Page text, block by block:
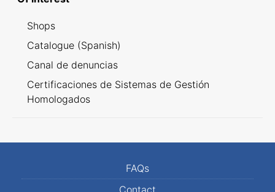
Shops
Catalogue (Spanish)
Canal de denuncias
Certificaciones de Sistemas de Gestión
Homologados
FAQs
Contact